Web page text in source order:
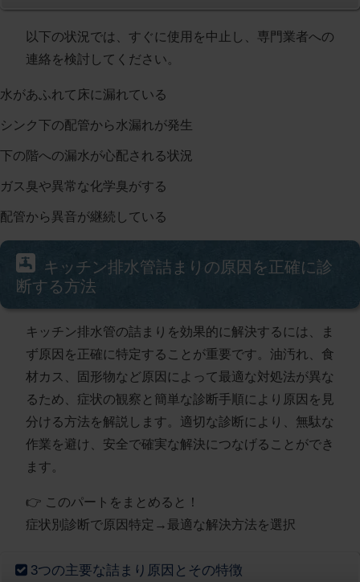
以下の状況では、 すぐに使用を中止し、専門業者への
連絡を検討してください。
水があふれて床に漏れている
シンク下の配管から水漏れが発生
下の階への漏水が心配される状況
ガス臭や異常な化学臭がする
配管から異音が継続している
キッチン排水管詰まりの原因を正確に診
断する方法
キッチン排水管の詰まりを効果的に解決するには、ま
ず原因を正確に特定することが重要です。油汚れ、食
材カス、固形物など原因によって最適な対処法が異な
るため、症状の観察と簡単な診断手順により原因を見
分ける方法を解説します。適切な診断により、無駄な
作業を避け、安全で確実な解決につなげることができ
ます。
👉 このパートをまとめると！
症状別診断で原因特定→最適な解決方法を選択
3つの主要な詰まり原因とその特徴